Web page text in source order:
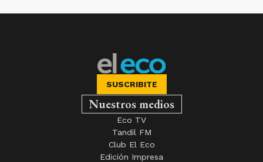
SUSCRIBITE
Nuestros medios
Eco TV
Tandil FM
Club El Eco
Edición Impresa